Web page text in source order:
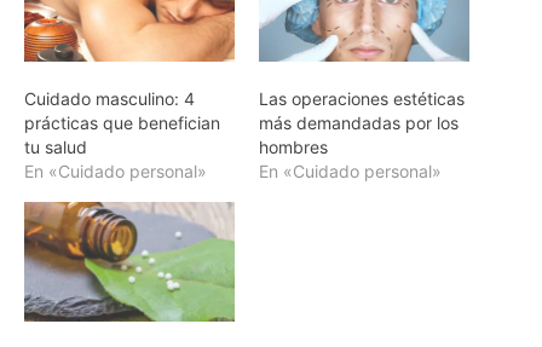
Cuidado masculino: 4
prácticas que benefician
tu salud
En «Cuidado personal»
Las operaciones estéticas
más demandadas por los
hombres
En «Cuidado personal»